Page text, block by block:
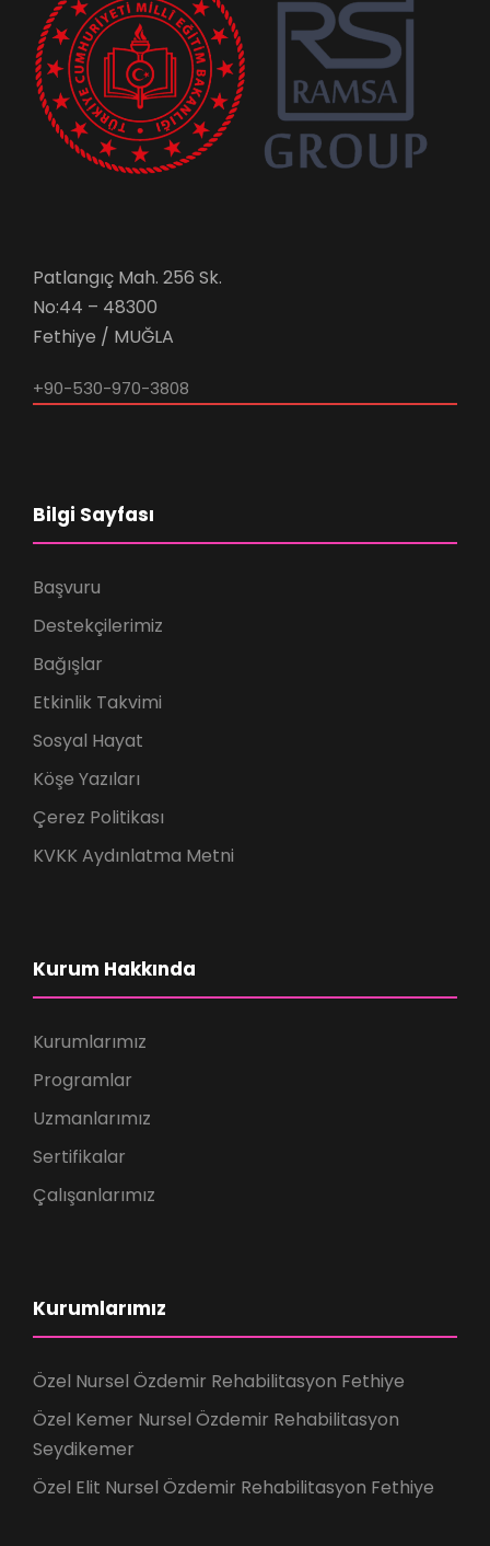
Patlangıç Mah. 256 Sk.
No:44 – 48300
Fethiye / MUĞLA
+90-530-970-3808
Bilgi Sayfası
Başvuru
Destekçilerimiz
Bağışlar
Etkinlik Takvimi
Sosyal Hayat
Köşe Yazıları
Çerez Politikası
KVKK Aydınlatma Metni
Kurum Hakkında
Kurumlarımız
Programlar
Uzmanlarımız
Sertifikalar
Çalışanlarımız
Kurumlarımız
Özel Nursel Özdemir Rehabilitasyon Fethiye
Özel Kemer Nursel Özdemir Rehabilitasyon
Seydikemer
Özel Elit Nursel Özdemir Rehabilitasyon Fethiye